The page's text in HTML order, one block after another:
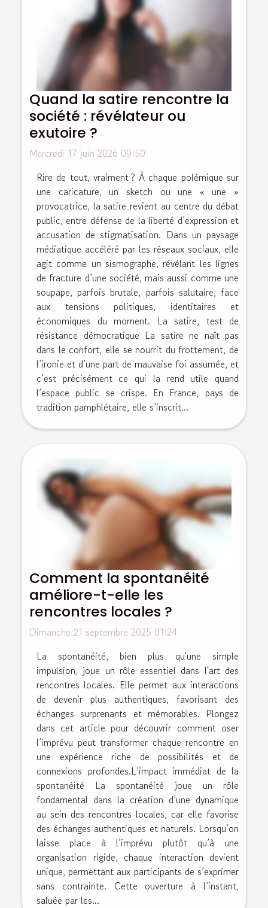
Quand la satire rencontre la
société : révélateur ou
exutoire ?
Mercredi 17 juin 2026 09:50
Rire de tout, vraiment ? À chaque polémique sur
une caricature, un sketch ou une « une »
provocatrice, la satire revient au centre du débat
public, entre défense de la liberté d’expression et
accusation de stigmatisation. Dans un paysage
médiatique accéléré par les réseaux sociaux, elle
agit comme un sismographe, révélant les lignes
de fracture d’une société, mais aussi comme une
soupape, parfois brutale, parfois salutaire, face
aux tensions politiques, identitaires et
économiques du moment. La satire, test de
résistance démocratique La satire ne naît pas
dans le confort, elle se nourrit du frottement, de
l’ironie et d’une part de mauvaise foi assumée, et
c’est précisément ce qui la rend utile quand
l’espace public se crispe. En France, pays de
tradition pamphlétaire, elle s’inscrit...
Comment la spontanéité
améliore-t-elle les
rencontres locales ?
Dimanche 21 septembre 2025 01:24
La spontanéité, bien plus qu'une simple
impulsion, joue un rôle essentiel dans l'art des
rencontres locales. Elle permet aux interactions
de devenir plus authentiques, favorisant des
échanges surprenants et mémorables. Plongez
dans cet article pour découvrir comment oser
l’imprévu peut transformer chaque rencontre en
une expérience riche de possibilités et de
connexions profondes.L’impact immédiat de la
spontanéité La spontanéité joue un rôle
fondamental dans la création d’une dynamique
au sein des rencontres locales, car elle favorise
des échanges authentiques et naturels. Lorsqu’on
laisse place à l’imprévu plutôt qu’à une
organisation rigide, chaque interaction devient
unique, permettant aux participants de s’exprimer
sans contrainte. Cette ouverture à l’instant,
saluée par les...